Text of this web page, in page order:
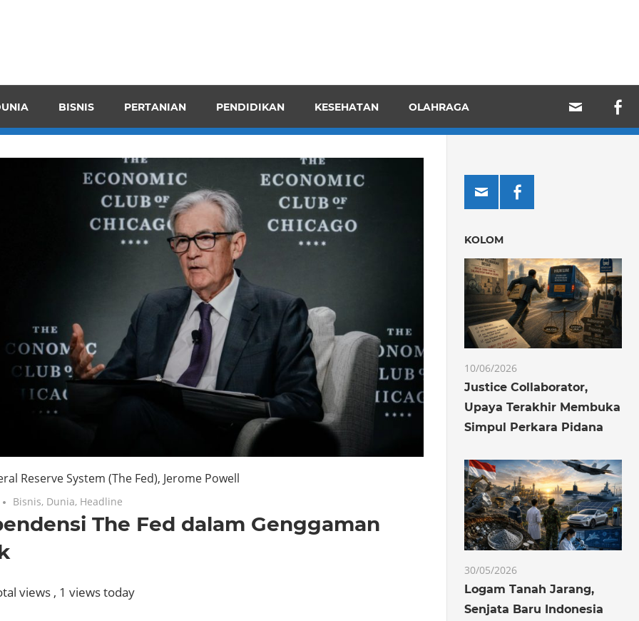
BISNIS PERTANIAN PENDIDIKAN KESEHATAN OLAHRAGA
Reserve System (The Fed), Jerome Powell
Bisnis, Dunia, Headline
The Fed dalam Genggaman
views , 1 views today
KOLOM
10/06/2026
Justice Collaborator,
Upaya Terakhir Membuka
Simpul Perkara Pidana
30/05/2026
Logam Tanah Jarang,
Senjata Baru Indonesia